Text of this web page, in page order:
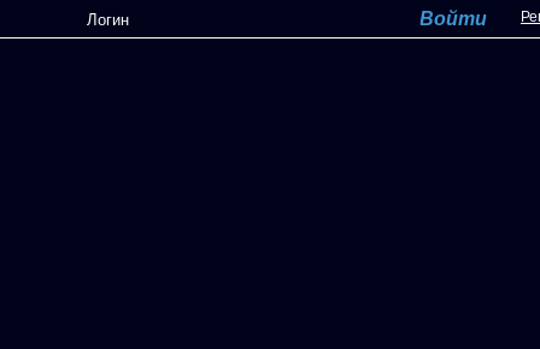
Перейти к основному содержанию